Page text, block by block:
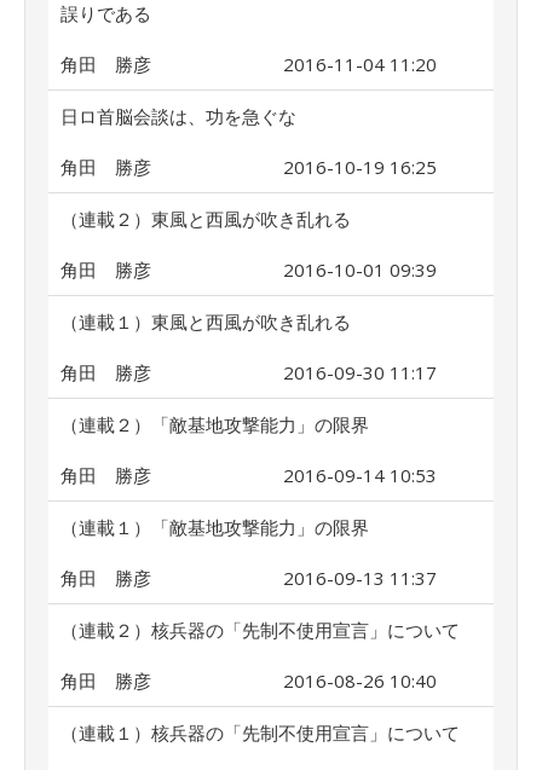
誤りである
角田 勝彦 2016-11-04 11:20
日ロ首脳会談は、功を急ぐな
角田 勝彦 2016-10-19 16:25
（連載２）東風と西風が吹き乱れる
角田 勝彦 2016-10-01 09:39
（連載１）東風と西風が吹き乱れる
角田 勝彦 2016-09-30 11:17
（連載２）「敵基地攻撃能力」の限界
角田 勝彦 2016-09-14 10:53
（連載１）「敵基地攻撃能力」の限界
角田 勝彦 2016-09-13 11:37
（連載２）核兵器の「先制不使用宣言」について
角田 勝彦 2016-08-26 10:40
（連載１）核兵器の「先制不使用宣言」について